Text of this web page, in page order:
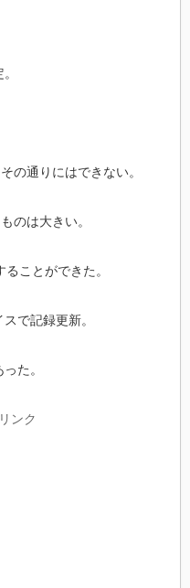
の通りにはできない。
のは大きい。
ことができた。
で記録更新。
た。
ンク